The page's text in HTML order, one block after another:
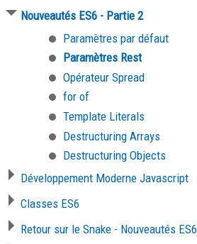
Nouveautés ES6 - Partie 2
Paramètres par défaut
Paramètres Rest
Opérateur Spread
for of
Template Literals
Destructuring Arrays
Destructuring Objects
Développement Moderne Javascript
Classes ES6
Retour sur le Snake - Nouveautés ES6